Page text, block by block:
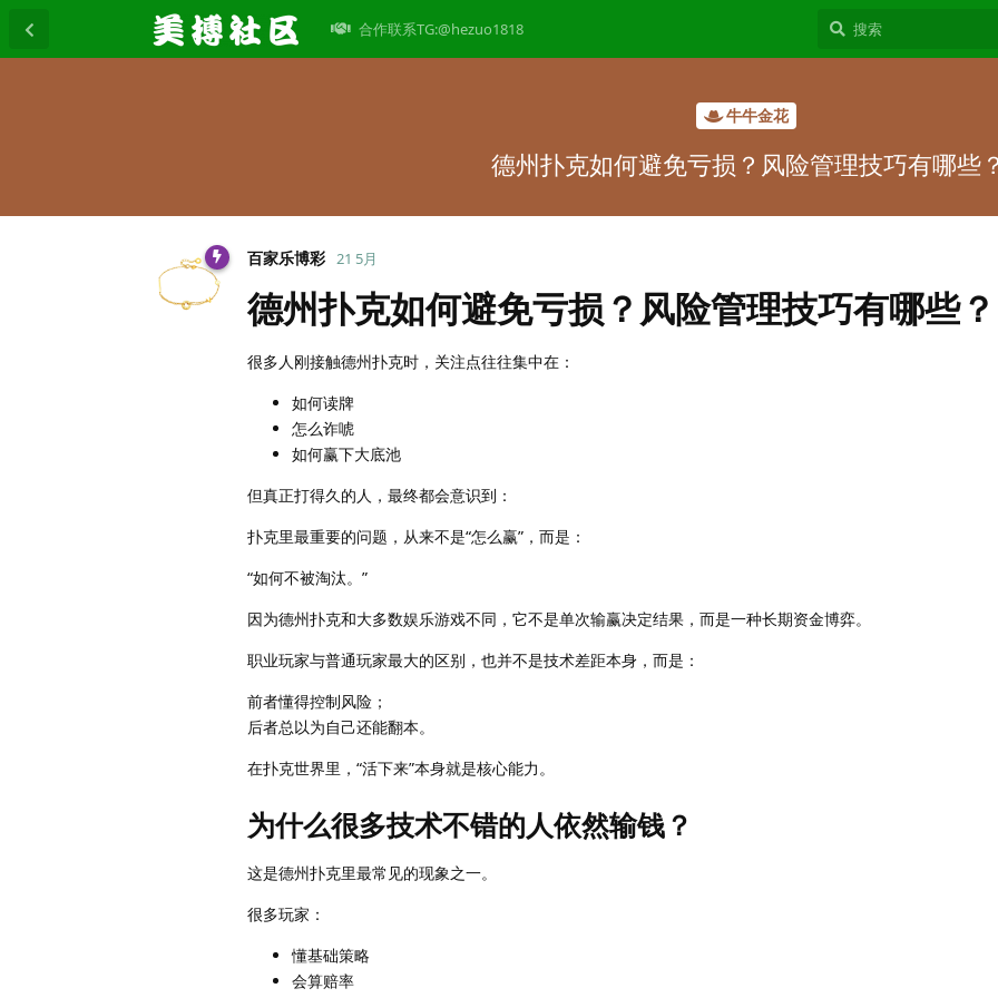
合作联系TG:@hezuo1818
牛牛金花
德州扑克如何避免亏损？风险管理技巧有哪些
百家乐博彩 21 5月
德州扑克如何避免亏损？风险管理技巧有哪些？
很多人刚接触德州扑克时，关注点往往集中在：
如何读牌
怎么诈唬
如何赢下大底池
但真正打得久的人，最终都会意识到：
扑克里最重要的问题，从来不是“怎么赢”，而是：
“如何不被淘汰。”
因为德州扑克和大多数娱乐游戏不同，它不是单次输赢决定结果，而是一种长期资金博弈。
职业玩家与普通玩家最大的区别，也并不是技术差距本身，而是：
前者懂得控制风险；
后者总以为自己还能翻本。
在扑克世界里，“活下来”本身就是核心能力。
为什么很多技术不错的人依然输钱？
这是德州扑克里最常见的现象之一。
很多玩家：
懂基础策略
会算赔率